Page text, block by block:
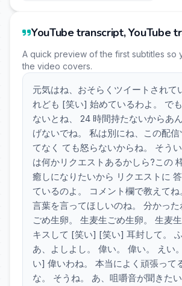
YouTube transcript, YouTube
A quick preview of the first subtitles so
the video covers.
元気はね、おそらくツイートされて
れども [笑い] 始めているわよ。 で
ないとね、 24 時間持たないからあ
げないでね。 私は別にね、この配
てなく ても怒らないからね。 そう
は何かリクエストあるかしら?この
癒しになりたいから リクエストに
ているのよ。 コメント欄で教えて
言葉を言ってほしいのね。 分かった
ごめ生卵。 生麦生ごめ生卵。 生麦生
キスして [笑い] [笑い] 耳封して。 ふ
あ、よしよし。 偉い。 偉い。 えい
い] 偉いわね。 本当によく頑張って
な。 そうね。 あ、咀嚼音が聞きた